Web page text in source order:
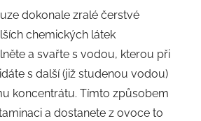
dokonale zralé čerstvé
chemických látek
a svařte s vodou, kterou při
s další (již studenou vodou)
koncentrátu. Tímto způsobem
a dostanete z ovoce to